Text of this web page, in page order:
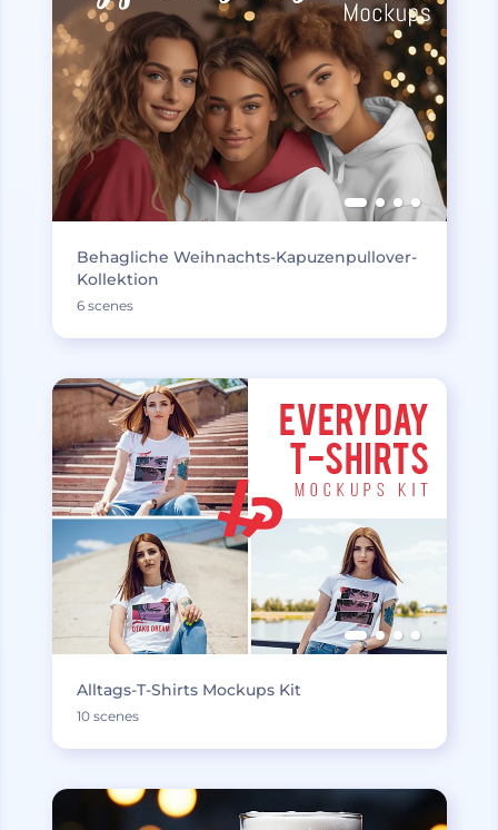
Behagliche Weihnachts-Kapuzenpullover-
Kollektion
6 scenes
Alltags-T-Shirts Mockups Kit
10 scenes